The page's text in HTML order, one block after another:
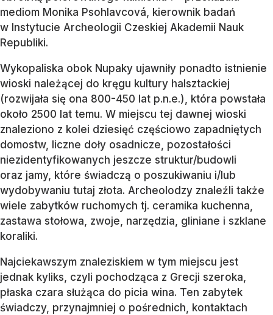
mediom Monika Psohlavcová, kierownik badań
w Instytucie Archeologii Czeskiej Akademii Nauk
Republiki.
Wykopaliska obok Nupaky ujawniły ponadto istnienie
wioski należącej do kręgu kultury halsztackiej
(rozwijała się ona 800-450 lat p.n.e.), która powstała
około 2500 lat temu. W miejscu tej dawnej wioski
znaleziono z kolei dziesięć częściowo zapadniętych
domostw, liczne doły osadnicze, pozostałości
niezidentyfikowanych jeszcze struktur/budowli
oraz jamy, które świadczą o poszukiwaniu i/lub
wydobywaniu tutaj złota. Archeolodzy znaleźli także
wiele zabytków ruchomych tj. ceramika kuchenna,
zastawa stołowa, zwoje, narzędzia, gliniane i szklane
koraliki.
Najciekawszym znaleziskiem w tym miejscu jest
jednak kyliks, czyli pochodząca z Grecji szeroka,
płaska czara służąca do picia wina. Ten zabytek
świadczy, przynajmniej o pośrednich, kontaktach